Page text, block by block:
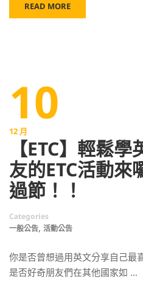
READ MORE
10
12 月
【ETC】輕鬆
友的ETC活動來
過節！！
Categories
一般公告, 活動公告
你是否曾想過用英文分享自己最
是否好奇朋友們在其他國家如 …